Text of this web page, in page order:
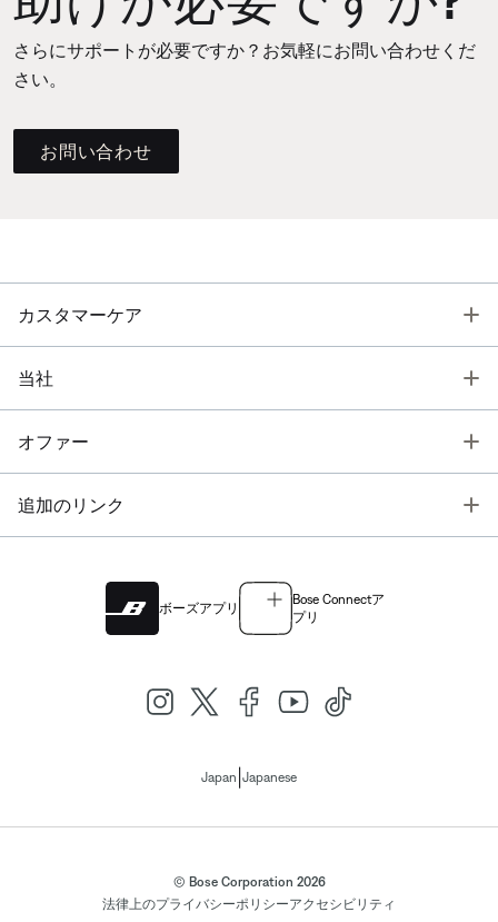
さらにサポートが必要ですか？お気軽にお問い合わせくだ
さい。
お問い合わせ
カスタマーケア
当社
オファー
追加のリンク
ボーズアプリ
Bose Connectア
プリ
Japan Japanese
© Bose Corporation 2026
法律上のプライバシーポリシーアクセシビリティ